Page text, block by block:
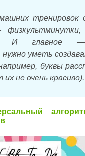
тренировок
И главное —
нужно уметь
буквы
не очень красиво).